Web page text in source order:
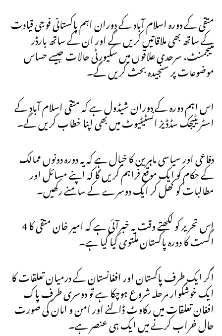
متقی کے دورہ اسلام آباد کے دوران اہم پاکستانی فوجی قیادت
کے ساتھ بھی ملاقاتیں کریں گے اور ان کے ساتھ بارڈر
منیجمنٹ، سرحدی علاقوں میں سکیورٹی حالات جیسے حساس
موضوعات پر سنجیدہ بحث کریں گے۔
اس اہم دورہ کے دوران شیڈول ہے کہ متقی اسلام آباد کے
اسٹریٹیجک سڈڈیز انسٹیٹیوٹ میں بھی اپنا خطاب کریں گے۔
دفاعی اور سیاسی ماہرین کا خیال ہے کہ یہ دورہ دونوں ممالک
کے حکام کو ایک موقع فراہم کریں گا کہ اپنے مسائل اور
مطالبات کو کھل کر ایک دوسرے کے سامنے رکھیں۔
اس تحریر کو لکھتے وقت یہ خبرآئی ہے کہ امیر خان متقی کا 4
اگست کا دورہ پاکستان ملتوی کیا گیا ہے۔
اگر ایک طرف پاکستان اور افغانستان کے درمیان تعلقات کا
ایک خوشگوار مرحلہ شروع ہوچکا ہے تو دوسری طرف پاک
افغان تعلقات میں رکاوٹ ڈالنے اور امن و امان کی صورت
حال خراب کرنے میں ایک ہی عنصر ہے۔